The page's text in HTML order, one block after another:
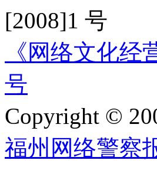
[2008]1 号
《网络文化
号
Copyright ©
福州网络警察